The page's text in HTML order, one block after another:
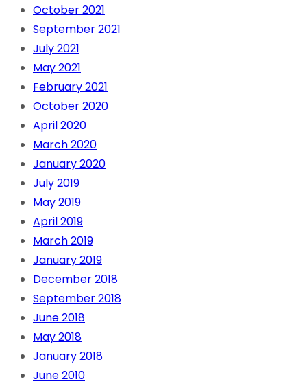
October 2021
September 2021
July 2021
May 2021
February 2021
October 2020
April 2020
March 2020
January 2020
July 2019
May 2019
April 2019
March 2019
January 2019
December 2018
September 2018
June 2018
May 2018
January 2018
June 2010